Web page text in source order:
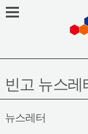
Skip
to
빈고 뉴스레
뉴스레터